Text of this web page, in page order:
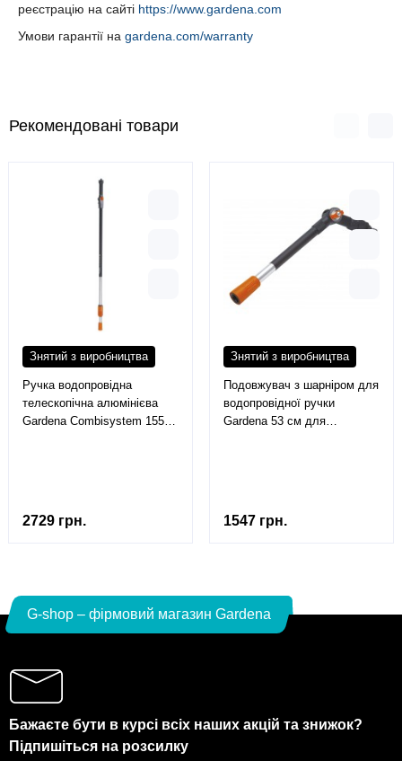
реєстрацію на сайті https://www.gardena.com
Умови гарантії на gardena.com/warranty
Рекомендовані товари
Знятий з виробництва
Ручка водопровідна
телескопічна алюмінієва
Gardena Сombisystem 155-
2729 грн.
Знятий з виробництва
Подовжувач з шарніром для
водопровідної ручки
Gardena 53 см для
1547 грн.
G-shop – фірмовий магазин Gardena
Бажаєте бути в курсі всіх наших акцій та знижок?
Підпишіться на розсилку